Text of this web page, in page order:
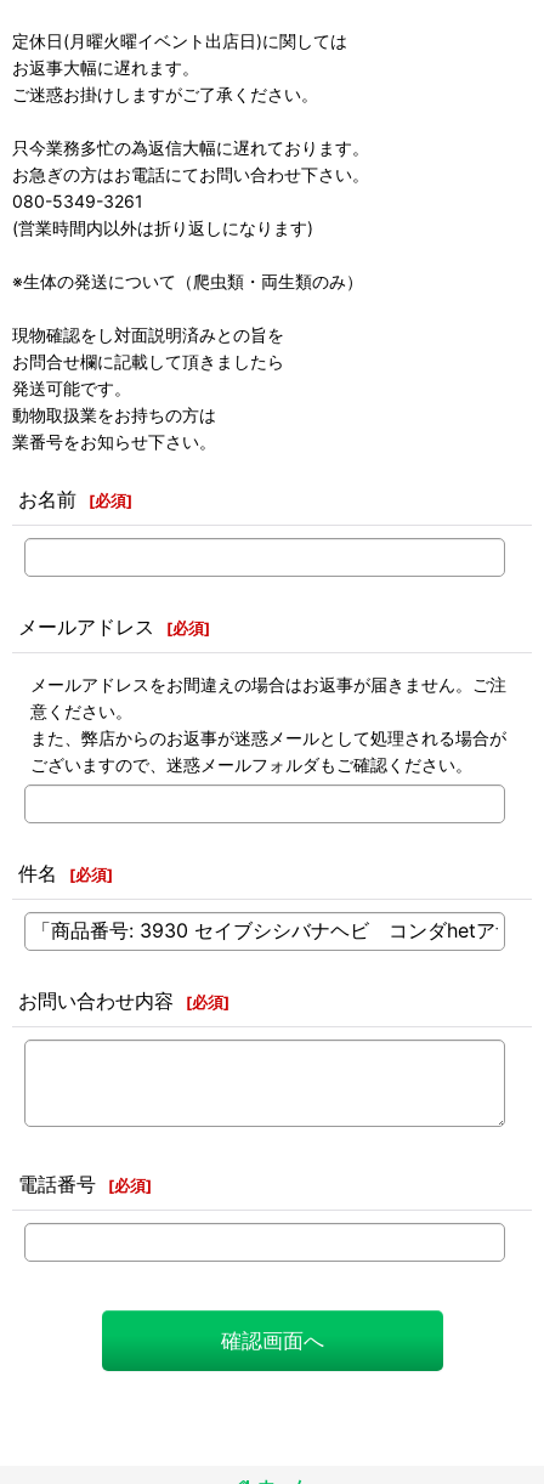
定休日(月曜火曜イベント出店日)に関しては
お返事大幅に遅れます。
ご迷惑お掛けしますがご了承ください。
只今業務多忙の為返信大幅に遅れております。
お急ぎの方はお電話にてお問い合わせ下さい。
080-5349-3261
(営業時間内以外は折り返しになります)
※生体の発送について（爬虫類・両生類のみ）
現物確認をし対面説明済みとの旨を
お問合せ欄に記載して頂きましたら
発送可能です。
動物取扱業をお持ちの方は
業番号をお知らせ下さい。
お名前 [必須]
メールアドレス [必須]
メールアドレスをお間違えの場合はお返事が届きません。ご注
意ください。
また、弊店からのお返事が迷惑メールとして処理される場合が
ございますので、迷惑メールフォルダもご確認ください。
件名 [必須]
お問い合わせ内容 [必須]
電話番号 [必須]
確認画面へ